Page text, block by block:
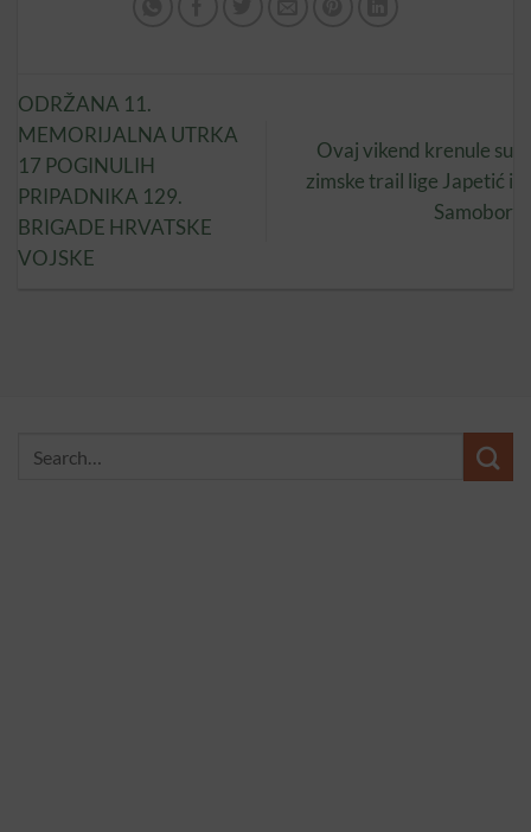
ODRŽANA 11.
MEMORIJALNA UTRKA
17 POGINULIH
PRIPADNIKA 129.
BRIGADE HRVATSKE
VOJSKE
Ovaj vikend krenule su
zimske trail lige Japetić i
Samobor